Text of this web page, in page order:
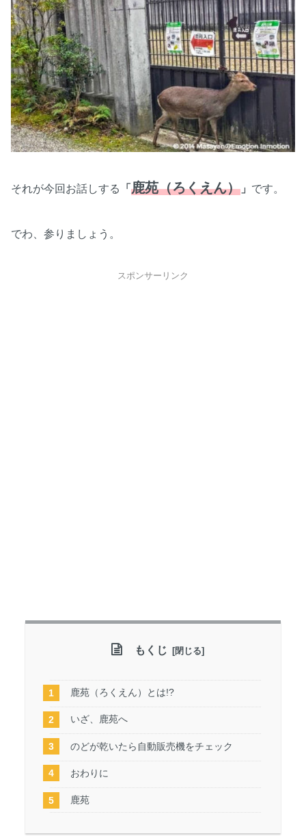
それが今回お話しする 「 鹿苑（ろくえん） 」 です。
でわ、参りましょう。
スポンサーリンク
もくじ
鹿苑（ろくえん）とは!?
いざ、鹿苑へ
のどが乾いたら自動販売機をチェック
おわりに
鹿苑